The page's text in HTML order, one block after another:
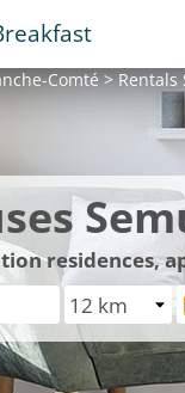
Comté>Rentals
residences,